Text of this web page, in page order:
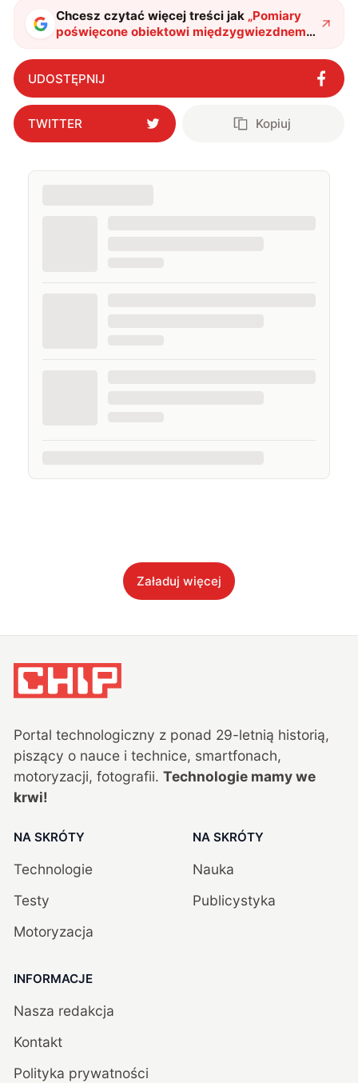
Chcesz czytać więcej treści jak „Pomiary
poświęcone obiektowi międzygwiezdnemu
3l/ATLAS wykryły nadnaturalne poziomy
deuteru"?
UDOSTĘPNIJ
TWITTER Kopiuj
Załaduj więcej
Portal technologiczny z ponad 29-letnią historią,
piszący o nauce i technice, smartfonach,
motoryzacji, fotografii. Technologie mamy we
krwi!
NA SKRÓTY
Technologie
Testy
Motoryzacja
NA SKRÓTY
Nauka
Publicystyka
INFORMACJE
Nasza redakcja
Kontakt
Polityka prywatności